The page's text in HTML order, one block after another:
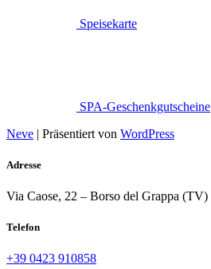
Speisekarte
SPA-Geschenkgutscheine
Neve | Präsentiert von WordPress
Adresse
Via Caose, 22 – Borso del Grappa (TV)
Telefon
+39 0423 910858